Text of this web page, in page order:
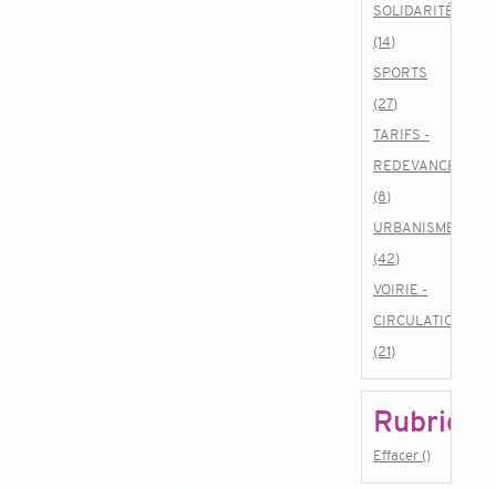
SOLIDARITÉ
(14)
SPORTS
(27)
TARIFS -
REDEVANCES
(8)
URBANISME
(42)
VOIRIE -
CIRCULATION
(21)
Rubrique
Effacer ()